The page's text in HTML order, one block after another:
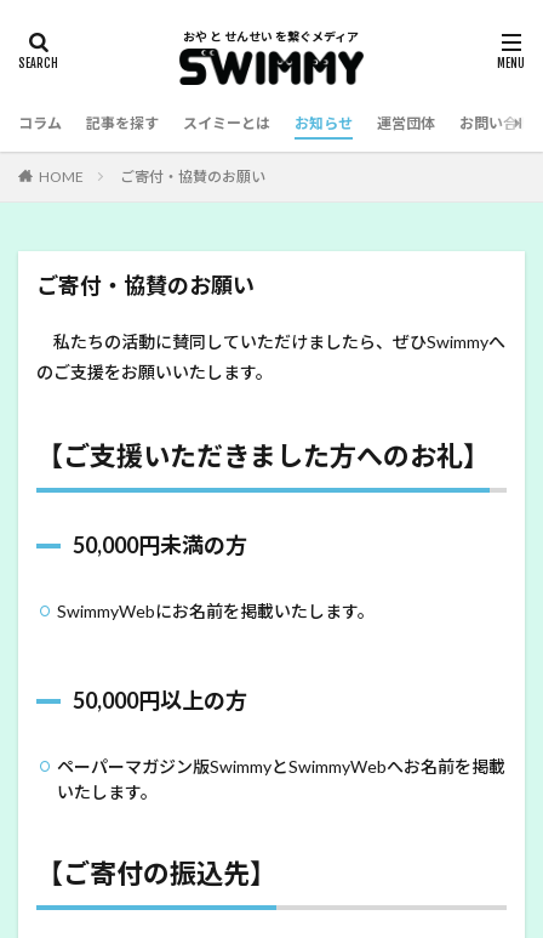
コラム 記事を探す スイミーとは お知らせ 運営団体 お問い合わ
HOME ご寄付・協賛のお願い
ご寄付・協賛のお願い
私たちの活動に賛同していただけましたら、ぜひSwimmyへ
のご支援をお願いいたします。
【ご支援いただきました方へのお礼】
50,000円未満の方
SwimmyWebにお名前を掲載いたします。
50,000円以上の方
ペーパーマガジン版SwimmyとSwimmyWebへお名前を掲載
いたします。
【ご寄付の振込先】